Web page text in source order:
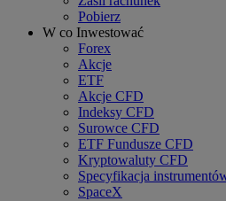
Pobierz
W co Inwestować
Forex
Akcje
ETF
Akcje CFD
Indeksy CFD
Surowce CFD
ETF Fundusze CFD
Kryptowaluty CFD
Specyfikacja
SpaceX